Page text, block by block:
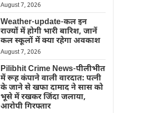
August 7, 2026
Weather-update-कल इन
राज्यों में होगी भारी बारिश, जानें
कल स्कूलों में क्या रहेगा अवकाश
August 7, 2026
Pilibhit Crime News-पीलीभीत
में रूह कंपाने वाली वारदात: पत्नी
के जाने से खफा दामाद ने सास को
भूसे में रखकर जिंदा जलाया,
आरोपी गिरफ्तार